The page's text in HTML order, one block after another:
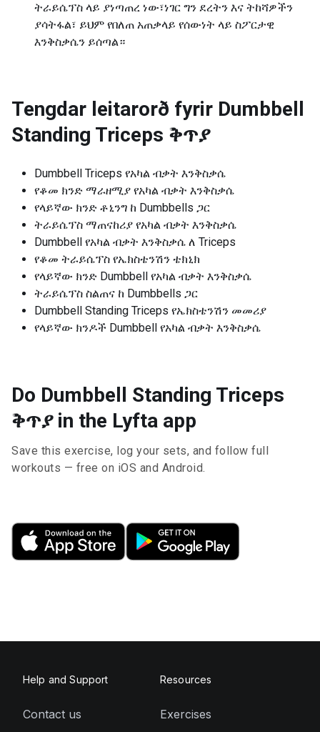
ትራይሴፕስ ላይ ያነጣጠረ ነው፣ነገር ግን ደረትን እና ትከሻዎችን
ያሳትፋል፣ ይህም የበለጠ አጠቃላይ የሰውነት ላይ ስፖርታዊ
እንቅስቃሴን ይሰጣል።
Tengdar leitarorð fyrir Dumbbell
Standing Triceps ቅጥያ
Dumbbell Triceps የአካል ብቃት እንቅስቃሴ
የቆመ ክንድ ማራዘሚያ የአካል ብቃት እንቅስቃሴ
የላይኛው ክንድ ቶኒንግ ከ Dumbbells ጋር
ትራይሴፕስ ማጠናከሪያ የአካል ብቃት እንቅስቃሴ
Dumbbell የአካል ብቃት እንቅስቃሴ ለ Triceps
የቆመ ትራይሴፕስ የኤክስቴንሽን ቴክኒክ
የላይኛው ክንድ Dumbbell የአካል ብቃት እንቅስቃሴ
ትራይሴፕስ ስልጠና ከ Dumbbells ጋር
Dumbbell Standing Triceps የኤክስቴንሽን መመሪያ
የላይኛው ክንዶች Dumbbell የአካል ብቃት እንቅስቃሴ
Do Dumbbell Standing Triceps
ቅጥያ in the Lyfta app
Save this exercise, log your sets, and follow full
workouts — free on iOS and Android.
Help and Support
Contact us
Resources
Exercises